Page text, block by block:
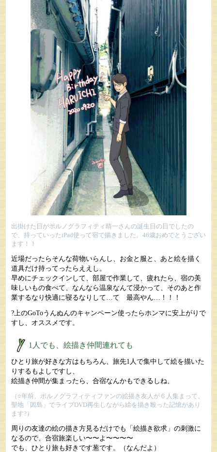
出掛けた日がポルノグラフィティ晴一さんの誕生日の日でしたの
で、持っていったiPad使って宿で描きました。46歳おめでとうござい
ます！！
近場だったらそんな荷物いらんし、お金と服と、あと絵を描く
道具だけ持ってったらええし。
早めにチェックインして、部屋で作業して、疲れたら、宿の美
味しいもの食べて、なんなら温泉なんて浸かって、そのあと作
業するなり快適に寝るなりして…て 最高やん…！！！
?上のGoToうんぬんのキャンペーン使ったらホンマに安上がりで
すし、オススメです。
1人でも、絵描き仲間連れても
ひとり旅が好きな方はもちろん、旅先1人で集中して絵を描いた
りするもよしですし、
絵描き仲間が集まったら、合宿なんかもできるしね、
（○年前、ポルノグラフィティファンの絵描き友人が６人集まって、
聖地「因島」でライブDVD再生しながら絵を描き殴った記憶があり
ます?）
周りの友達の絵の描き方見るだけでも「絵描き欲求」の刺激に
なるので、合宿旅楽しい〜〜よ〜〜〜〜
でも、ひとり旅も好きです葱です。（なんだよ）